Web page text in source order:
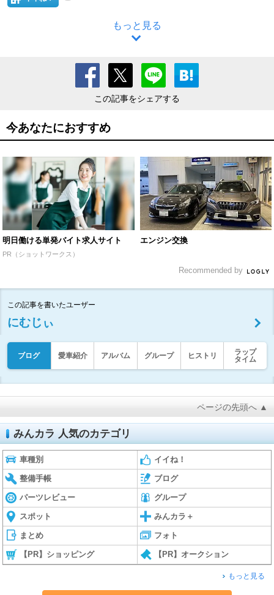
もっと見る
この記事をシェアする
今あなたにおすすめ
明日働ける単発バイト求人サイト
PR（ショットワークス）
エンジン交換
Recommended by
この記事を書いたユーザー
にむじぃ
ブログ 愛車紹介 アルバム グループ ヒストリ
ラップ
タイム
ページの先頭へ ▲
みんカラ 人気のカテゴリ
車種別 イイね！
整備手帳 ブログ
パーツレビュー グループ
スポット みんカラ＋
まとめ フォト
【PR】ショッピング 【PR】オークション
もっと見る